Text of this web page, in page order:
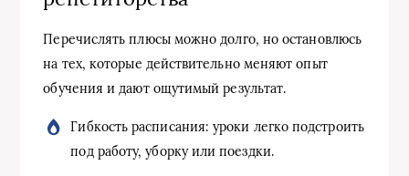
Перечислять плюсы можно долго, но остановлюсь
на тех, которые действительно меняют опыт
обучения и дают ощутимый результат.
Гибкость расписания: уроки легко подстроить
под работу, уборку или поездки.